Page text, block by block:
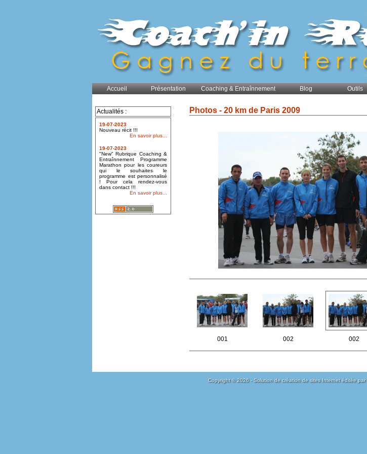
Accueil Présentation Coaching & Entraînnement Blog Outils
Actualités :
19-07-2023
Nouveau récit !!!
En savoir plus...
19-07-2023
"New" Rubrique Coaching &
Entraînnement Programme
Marathon pour les coureurs
qui le souhaites le
programme est personnalisé
! Pour cela rendez-vous
dans contact !!!
En savoir plus...
Photos - 20 km de Paris 2009
001 002 002
Copyright © 2026 - Solution de création de sites Internet éditée par